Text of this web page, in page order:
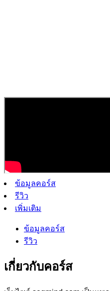
ข้อมูลคอร์ส
รีวิว
เพิ่มเติม
ข้อมูลคอร์ส
รีวิว
เกี่ยวกับคอร์ส